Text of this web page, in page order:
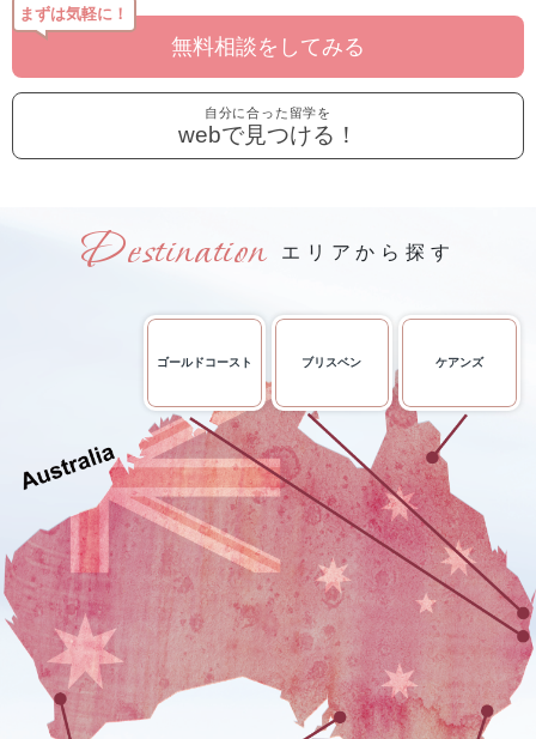
まずは気軽に！
無料相談をしてみる
自分に合った留学を
webで見つける！
エリアから探す
ゴールドコースト ブリスベン ケアンズ